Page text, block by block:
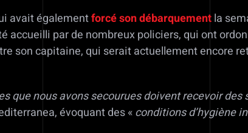
avait égalementforcé son débarquementla
accueilli par de nombreux policiers, qui ont
son capitaine, qui serait actuellement encore
que nous avons secourues doivent recevoir
évoquant des «conditions d’hygiène